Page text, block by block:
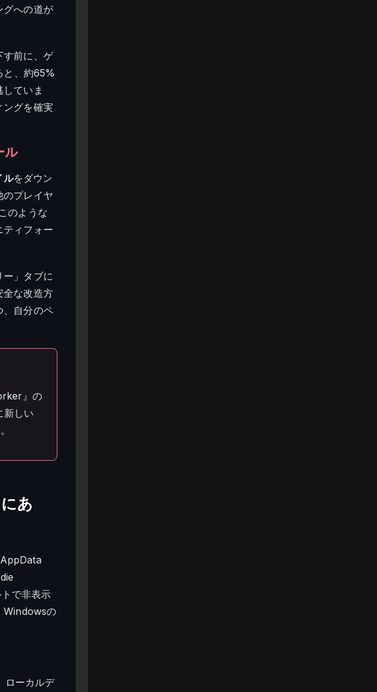
グへの道が
す前に、ゲ
と、約65%
ていま
ングを確実
ル
ルをダウン
のプレイヤ
のような
ティフォー
」タブに
全な改造方
、自分のペ
』の
新しい
あ
で非表示
Windowsの
ローカルデ